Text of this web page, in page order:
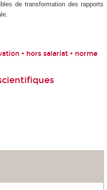
de transformation des rapports
• hors salariat • norme